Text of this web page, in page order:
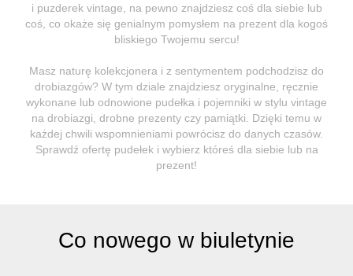
i puzderek vintage, na pewno znajdziesz coś dla siebie lub
coś, co okaże się genialnym pomysłem na prezent dla kogoś
bliskiego Twojemu sercu!
Masz naturę kolekcjonera i z sentymentem podchodzisz do
drobiazgów? W tym dziale znajdziesz oryginalne, ręcznie
wykonane lub odnowione pudełka i pojemniki w stylu vintage
na drobiazgi, drobne prezenty czy pamiątki. Dzięki temu w
każdej chwili wspomnieniami powrócisz do danych czasów.
Sprawdź ofertę pudełek i wybierz któreś dla siebie lub na
prezent!
Co nowego w biuletynie